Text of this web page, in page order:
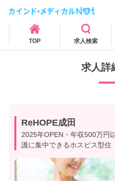
TOP 求人検索
求人詳
ReHOPE成田
2025年OPEN・年収500万円
護に集中できるホスピス型住